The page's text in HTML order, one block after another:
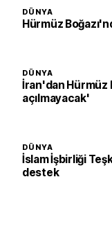
DÜNYA
Hürmüz
DÜNYA
İran'dan Hürmüz
açılmayacak'
DÜNYA
İslam İşbirliği
destek